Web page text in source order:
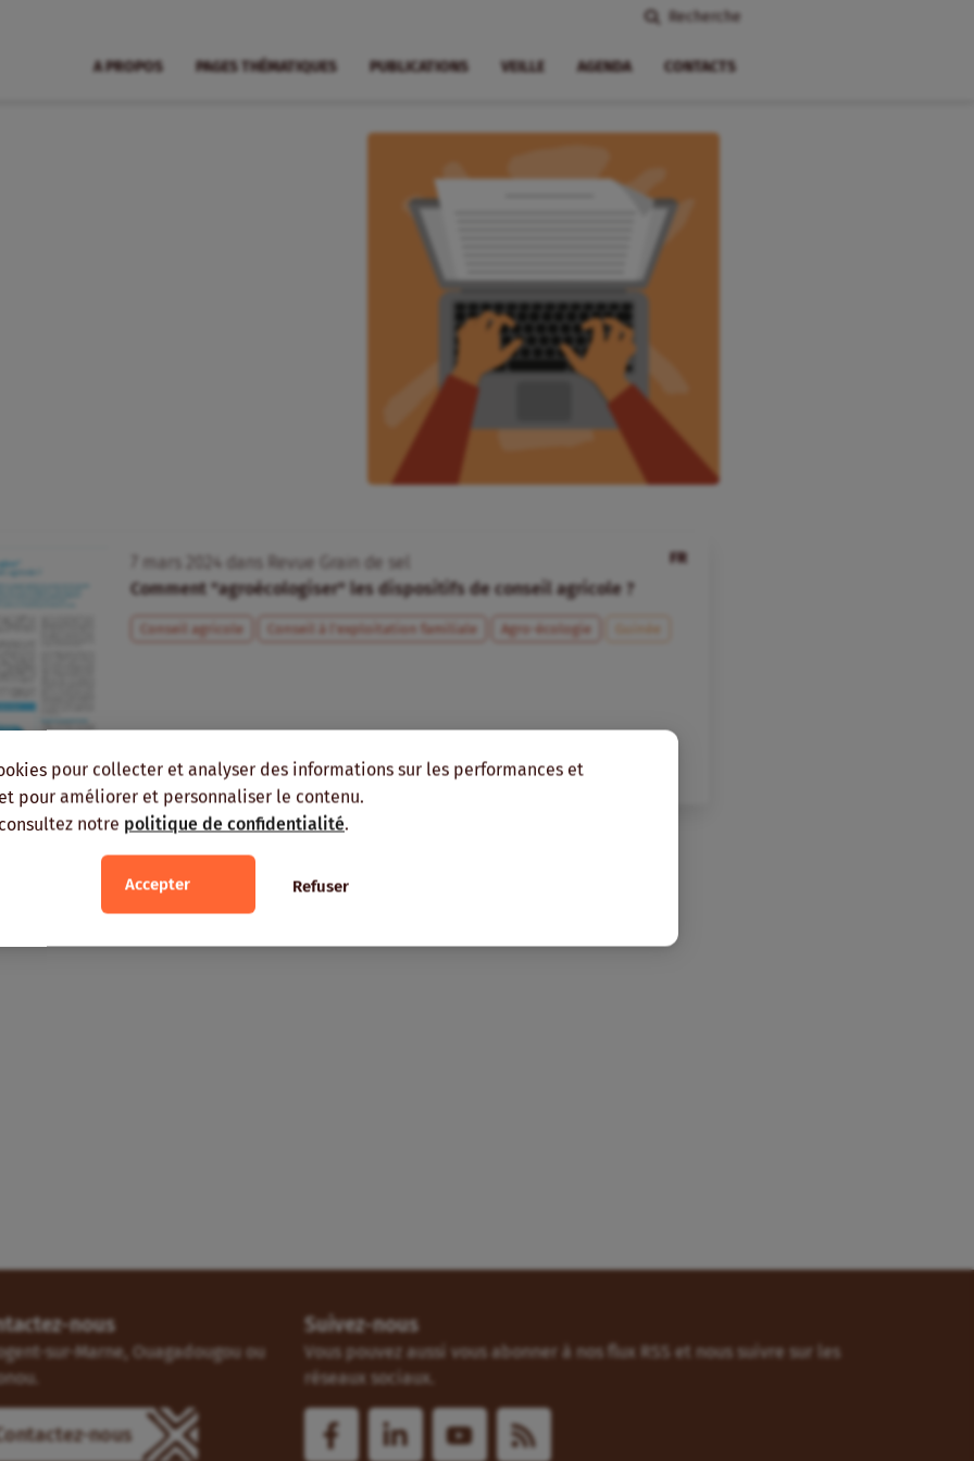
pour collecter et analyser des informations sur les performances et
pour améliorer et personnaliser le contenu.
notre politique de confidentialité.
Accepter Refuser
Recherche
A PROPOS PAGES THÉMATIQUES PUBLICATIONS VEILLE AGENDA CONTACTS
FR
mars 2024 dans
Revue Grain de sel
Comment "agroécologiser" les dispositifs de conseil agricole ?
Conseil agricole Conseil à l’exploitation familiale Agro-écologie Guinée
nous
sur-Marne, Ouagadougou ou
nous
Suivez-nous
Vous pouvez aussi vous abonner à nos flux RSS et nous suivre sur les
réseaux sociaux.